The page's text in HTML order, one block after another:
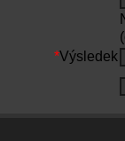
*Výsledek